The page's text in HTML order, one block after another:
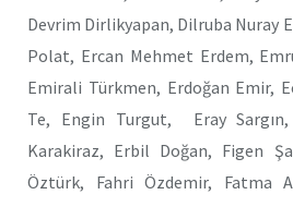
Devrim Dirlikyapan, Dilruba Nuray
Polat, Ercan Mehmet Erdem,
Emirali Türkmen, Erdoğan Emir,
Te, Engin Turgut, Eray
Karakiraz, Erbil Doğan, Figen
Öztürk, Fahri Özdemir, Fatma